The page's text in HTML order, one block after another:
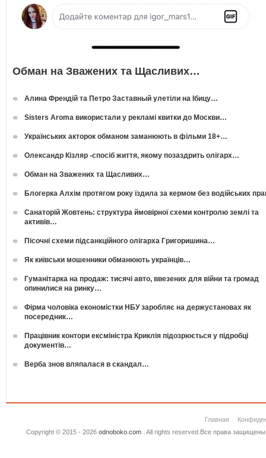
Обман на Зважених та Щасливих…
Алина Френдій та Петро Заставный улетіли на Ібицу…
Sisters Aroma використали у рекламі квитки до Москви…
Українських акторок обманом заманюють в фільми 18+…
Олександр Кізляр -спосіб життя, якому позаздрить олігарх…
Обман на Зважених та Щасливих…
Блогерка Алхім протягом року їздила за кермом без водійських
Санаторій Жовтень: структура ймовірної схеми контролю землі та
активів…
Пісочні схеми підсанкційного олігарха Григоришина…
Як київськи мошенники обманюють українців…
Гуманітарка на продаж: тисячі авто, ввезених для війни та громад
опинилися на ринку…
Фірма чоловіка економістки НБУ заробляє на держустановах як
посередник…
Працівник контори ексміністра Криклія підозрюється у підробці
документів…
Верба знов вляпалася в скандал…
Главная
Copyright © 2015 - 2026 odnoboko.com. All rights reserved.Все права защищены.